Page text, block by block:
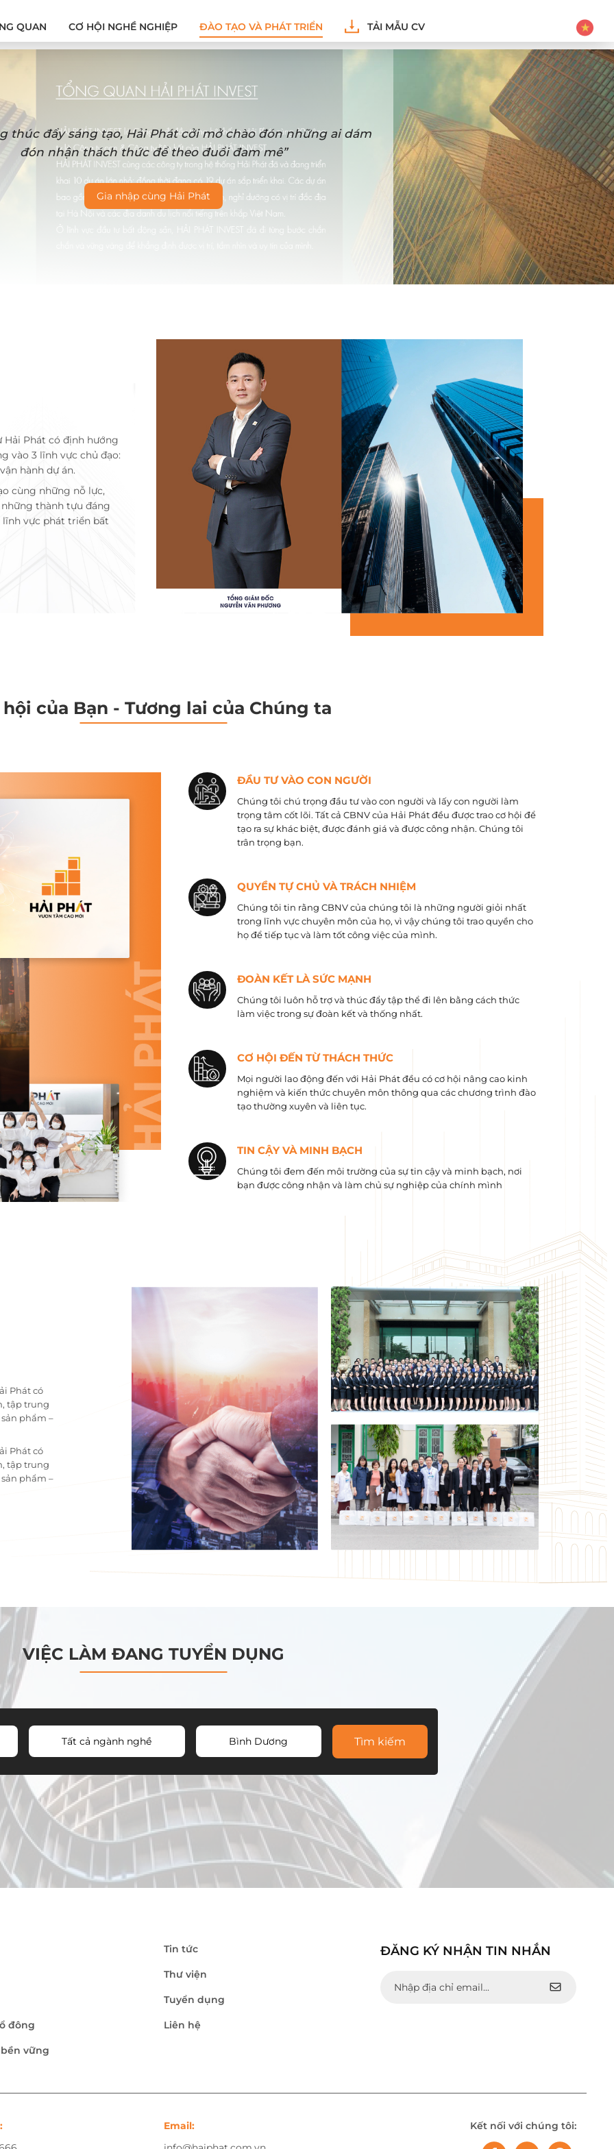
QUAN CƠ HỘI NGHỀ NGHIỆP ĐÀO TẠO VÀ PHÁT TRIỂN TẢI MẪU CV
thúc đẩy sáng tạo, Hải Phát cởi mở chào đón những ai dám
đón nhận thách thức để theo đuổi đam mê”
Gia nhập cùng Hải Phát
Hải Phát có định hướng
vào 3 lĩnh vực chủ đạo:
hành dự án.
cùng những nỗ lực,
những thành tựu đáng
vực phát triển bất
hội của Bạn - Tương lai của Chúng ta
ĐẦU TƯ VÀO CON NGƯỜI
Chúng tôi chú trọng đầu tư vào con người và lấy con người làm
trọng tâm cốt lõi. Tất cả CBNV của Hải Phát đều được trao cơ hội để
tạo ra sự khác biệt, được đánh giá và được công nhận. Chúng tôi
trân trọng bạn.
QUYỀN TỰ CHỦ VÀ TRÁCH NHIỆM
Chúng tôi tin rằng CBNV của chúng tôi là những người giỏi nhất
trong lĩnh vực chuyên môn của họ, vì vậy chúng tôi trao quyền cho
họ để tiếp tục và làm tốt công việc của mình.
ĐOÀN KẾT LÀ SỨC MẠNH
Chúng tôi luôn hỗ trợ và thúc đẩy tập thể đi lên bằng cách thức
làm việc trong sự đoàn kết và thống nhất.
CƠ HỘI ĐẾN TỪ THÁCH THỨC
Mọi người lao động đến với Hải Phát đều có cơ hội nâng cao kinh
nghiệm và kiến ​​thức chuyên môn thông qua các chương trình đào
tạo thường xuyên và liên tục.
TIN CẬY VÀ MINH BẠCH
Chúng tôi đem đến môi trường của sự tin cậy và minh bạch, nơi
bạn được công nhận và làm chủ sự nghiệp của chính mình
Phát có
tập trung
phẩm –
Phát có
tập trung
phẩm –
VIỆC LÀM ĐANG TUYỂN DỤNG
Tất cả ngành nghề Bình Dương Tìm kiếm
đông
vững
Tin tức
Thư viện
Tuyển dụng
Liên hệ
ĐĂNG KÝ NHẬN TIN NHẮN
Email:
Kết nối với chúng tôi: